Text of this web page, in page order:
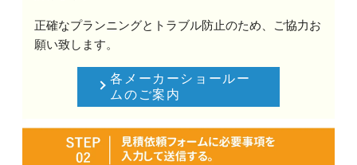
正確なプランニングとトラブル防止のため、ご協力お
願い致します。
各メーカーショールー
ムのご案内